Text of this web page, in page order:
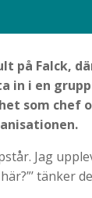
på Falck,
i en
som chef
Jag
tänker